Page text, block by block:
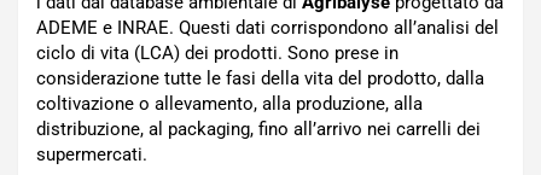
ADEME e INRAE. Questi dati corrispondono all’analisi del
ciclo di vita (LCA) dei prodotti. Sono prese in
considerazione tutte le fasi della vita del prodotto, dalla
coltivazione o allevamento, alla produzione, alla
distribuzione, al packaging, fino all’arrivo nei carrelli dei
supermercati.